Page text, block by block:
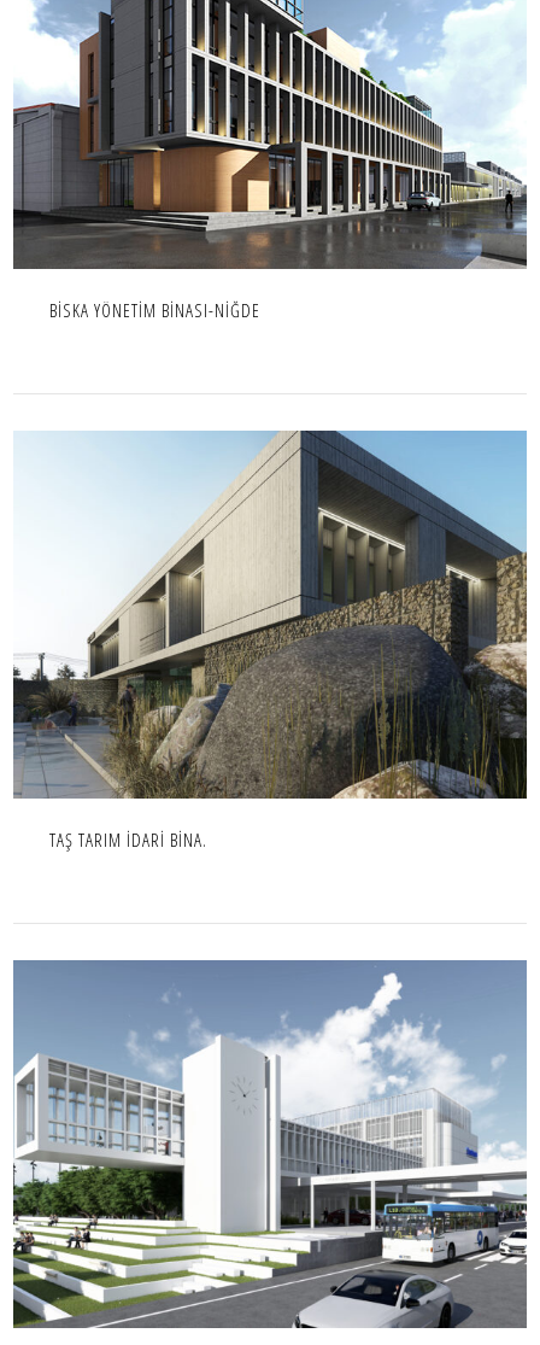
BİSKA YÖNETİM BİNASI-NİĞDE
İÇ MEKAN,IC MEKAN,OFIS
BİSKA YÖNETİM BİNASI-NİĞDE
TAŞ TARIM İDARİ BİNA.
OFIS,PROJE
TAŞ TARIM İDARİ BİNA.
KTİOSB İDARİ BİNA
OFIS,PROJE,YARIŞMA